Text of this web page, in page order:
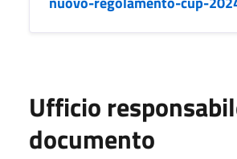
Ufficio
documento